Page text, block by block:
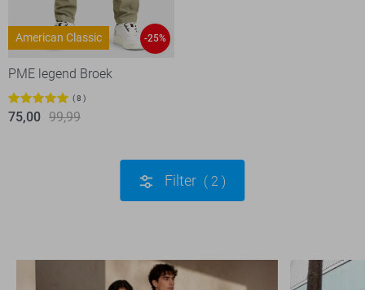
American Classic -25%
PME legend Broek
8
75,00 99,99
Filter 2